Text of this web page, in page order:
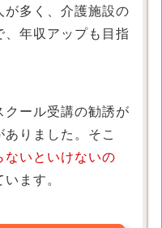
が多く、介護施設の
、年収アップも目指
クール受講の勧誘が
りました。そこ
ないといけないの
います。